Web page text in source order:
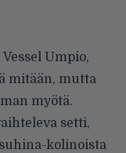
Umpio,
mitään, mutta
myötä.
setti,
kolinoista